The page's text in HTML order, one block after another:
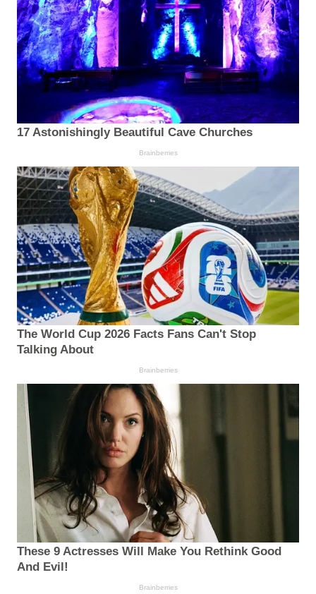
17 Astonishingly Beautiful Cave Churches
Brainberries
The World Cup 2026 Facts Fans Can't Stop
Talking About
Brainberries
These 9 Actresses Will Make You Rethink Good
And Evil!
Brainberries